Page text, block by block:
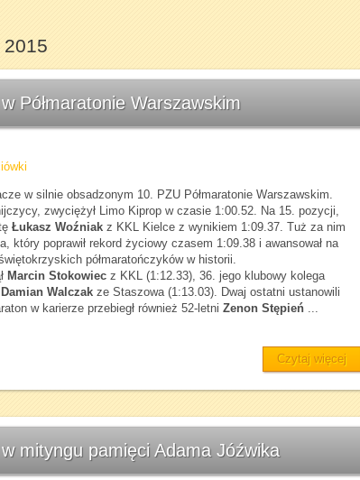
Półmaratonie Warszawskim
w silnie obsadzonym 10. PZU Półmaratonie Warszawskim.
zwyciężył Limo Kiprop w czasie 1:00.52. Na 15. pozycji,
Łukasz Woźniak z KKL Kielce z wynikiem 1:09.37. Tuż za nim
który poprawił rekord życiowy czasem 1:09.38 i awansował na
półmaratończyków w historii.
Marcin Stokowiec z KKL (1:12.33), 36. jego klubowy kolega
Damian Walczak ze Staszowa (1:13.03). Dwaj ostatni ustanowili
w karierze przebiegł również 52-letni Zenon Stępień ...
Czytaj więcej
mityngu pamięci Adama Jóźwika